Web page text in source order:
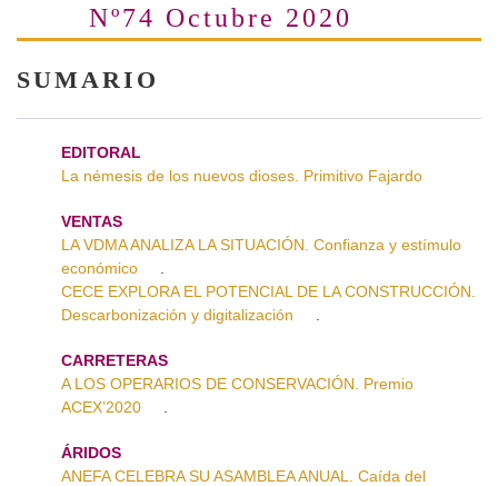
Nº74 Octubre 2020
SUMARIO
EDITORAL
La némesis de los nuevos dioses. Primitivo Fajardo
VENTAS
LA VDMA ANALIZA LA SITUACIÓN. Confianza y estímulo
económico
CECE EXPLORA EL POTENCIAL DE LA CONSTRUCCIÓN.
Descarbonización y digitalización
CARRETERAS
A LOS OPERARIOS DE CONSERVACIÓN. Premio
ACEX’2020
ÁRIDOS
ANEFA CELEBRA SU ASAMBLEA ANUAL. Caída del